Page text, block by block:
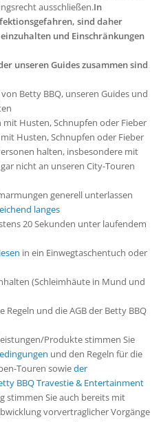
ausschließen.In
sind daher
und Einschränkungen
unseren Guides zusammen sind
Betty BBQ, unseren Guides und
Husten, Schnupfen oder Fieber
Husten, Schnupfen oder Fieber
halten, insbesondere mit
nicht an unseren City-Touren
generell unterlassen
langes
20 Sekunden unter laufendem
in ein Einwegtaschentuch oder
(Schleimhäute in Mund und
Regeln und die AGB der Betty BBQ
Produkte stimmen Sie
und den Regeln für die
Touren sowieder
BBQ Travestie & Entertainment
stimmen Sie auch bereits mit
vorvertraglicher Vorgänge